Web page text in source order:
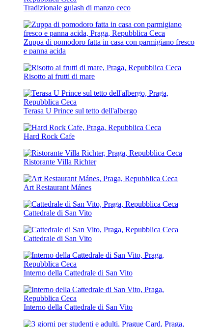
Tradizionale gulash di manzo ceco
Zuppa di pomodoro fatta in casa con parmigiano fresco
e panna acida
Risotto ai frutti di mare
Terasa U Prince sul tetto dell'albergo
Hard Rock Cafe
Ristorante Villa Richter
Art Restaurant Mánes
Cattedrale di San Vito
Cattedrale di San Vito
Interno della Cattedrale di San Vito
Interno della Cattedrale di San Vito